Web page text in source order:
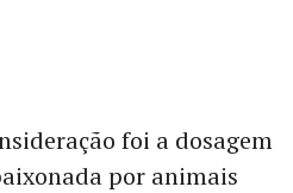
foi a dosagem
por animais